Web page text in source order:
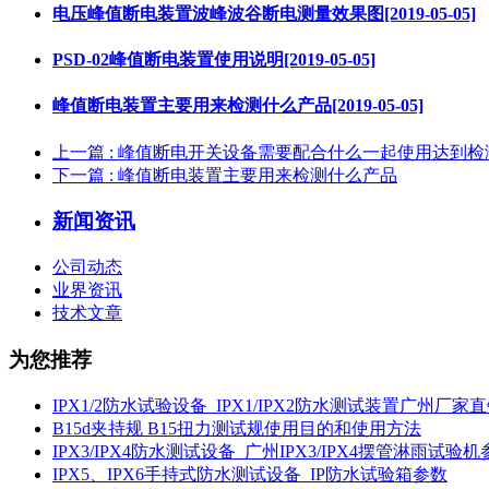
电压峰值断电装置波峰波谷断电测量效果图[2019-05-05]
PSD-02峰值断电装置使用说明[2019-05-05]
峰值断电装置主要用来检测什么产品[2019-05-05]
上一篇 : 峰值断电开关设备需要配合什么一起使用达到检
下一篇 : 峰值断电装置主要用来检测什么产品
新闻资讯
公司动态
业界资讯
技术文章
为您推荐
IPX1/2防水试验设备_IPX1/IPX2防水测试装置广州厂家
B15d夹持规 B15扭力测试规使用目的和使用方法
IPX3/IPX4防水测试设备_广州IPX3/IPX4摆管淋雨试验机
IPX5、IPX6手持式防水测试设备_IP防水试验箱参数